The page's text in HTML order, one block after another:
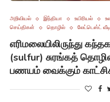
அறிவியல் இந்தியா உயிரியல்
செய்திகள்
தொழில் லேட்டெஸ்ட்
எரிமலையிலிருந்து
(sulfur) சுரங்கத்
பணயம் வைக்கும்